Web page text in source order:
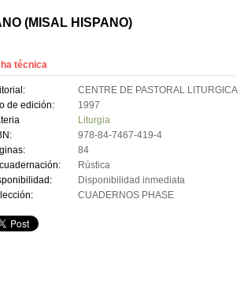
(MISAL HISPANO)
técnica
CENTRE DE PASTORAL LITURGICA
de edición:
1997
Liturgia
978-84-7467-419-4
84
Rústica
Disponibilidad inmediata
CUADERNOS PHASE